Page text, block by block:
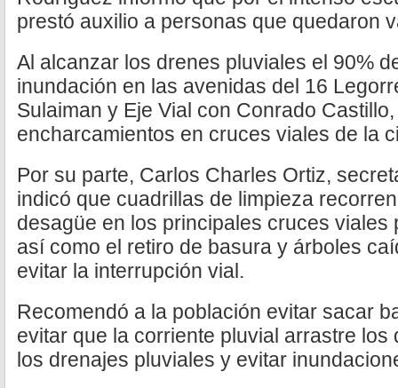
prestó auxilio a personas que quedaron
Al alcanzar los drenes pluviales el 90%
inundación en las avenidas del 16
Sulaiman y Eje Vial con Conrado
encharcamientos en cruces viales de la
Por su parte, Carlos Charles Ortiz,
indicó que cuadrillas de limpieza
desagüe en los principales cruces viales
así como el retiro de basura y árboles
evitar la interrupción vial.
Recomendó a la población evitar sacar
evitar que la corriente pluvial arrastre
los drenajes pluviales y evitar